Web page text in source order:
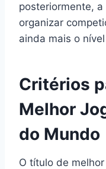
posteriormente, a
organizar
ainda mais o
Critérios
Melhor
do Mundo
O título de